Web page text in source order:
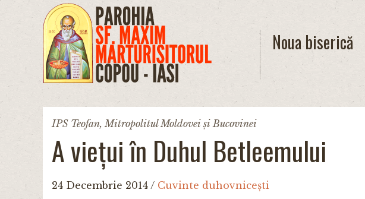
Mergi la conţinutul principal
Noua biserică
IPS Teofan, Mitropolitul Moldovei și Bucovinei
A viețui în Duhul Betleemului
24 Decembrie 2014 / Cuvinte duhovnicești